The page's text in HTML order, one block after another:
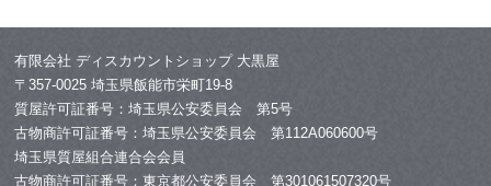
有限会社 ディスカウントショップ 大黒屋
〒357-0025 埼玉県飯能市栄町19-8
質屋許可証番号：埼玉県公安委員会 第5号
古物商許可証番号：埼玉県公安委員会 第112A060600号
埼玉県質屋組合連合会会員
古物商許可証番号：東京都公安委員会 第301061507320号